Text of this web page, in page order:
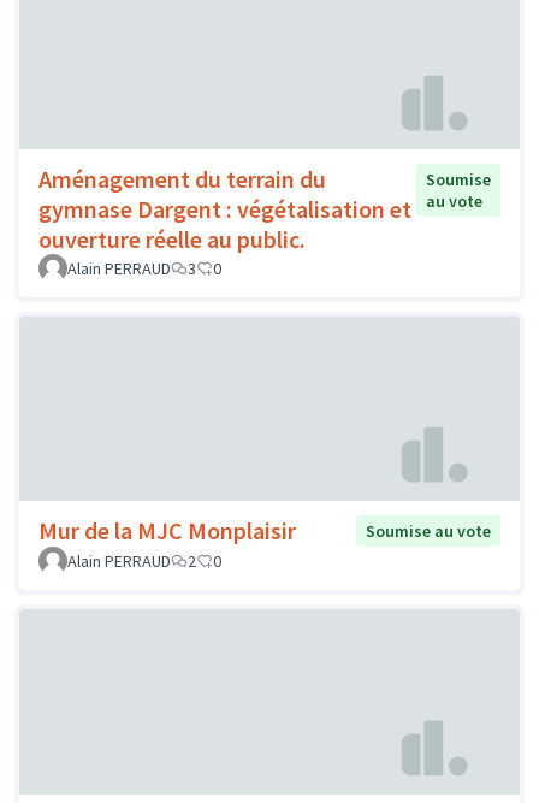
Aménagement du terrain du
gymnase Dargent : végétalisation et
ouverture réelle au public.
Soumise
au vote
Alain PERRAUD 3 0
Mur de la MJC Monplaisir
Soumise au vote
Alain PERRAUD
2 0